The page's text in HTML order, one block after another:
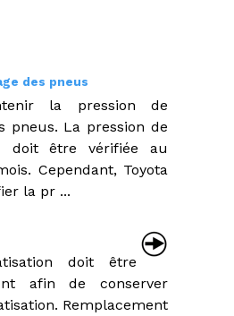
des pneus
la pression de
pneus. La pression de
doit être vérifiée au
Cependant, Toyota
la pr ...
doit être
afin de conserver
Remplacement